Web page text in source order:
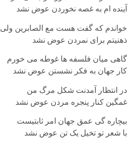
آینده ام به غصه نخوردن عوض نشد
خواندم که گفت هست مع الصابرین ولی
ذهنیتم برای نمردن عوض نشد
گاهی میان فلسفه ها غوطه می خورم
کار جهان به فکر نشستن عوض نشد
در انتظار آمدنت شکل مرگ من
غمگین کنار پنجره مردن عوض نشد
بیچاره گی عمق جهان امر ثابتیست
با شعر تو تخیل یک تن عوض نشد